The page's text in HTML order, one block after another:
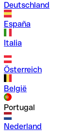
Deutschland
España
Italia
Österreich
België
Portugal
Nederland